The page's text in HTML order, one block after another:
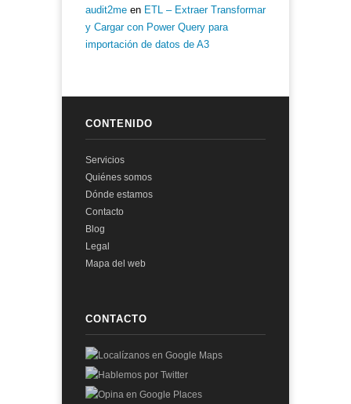
audit2me en ETL – Extraer Transformar
y Cargar con Power Query para
importación de datos de A3
CONTENIDO
Servicios
Quiénes somos
Dónde estamos
Contacto
Blog
Legal
Mapa del web
CONTACTO